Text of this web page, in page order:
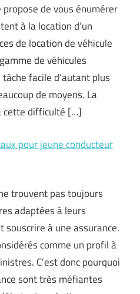
de vous énumérer
à la location d’un
de location de véhicule
de véhicules
facile d’autant plus
de moyens. La
cette difficulté […]
pour jeune conducteur
trouvent pas toujours
adaptées à leurs
souscrire à une assurance.
comme un profil à
C’est donc pourquoi
sont très méfiantes